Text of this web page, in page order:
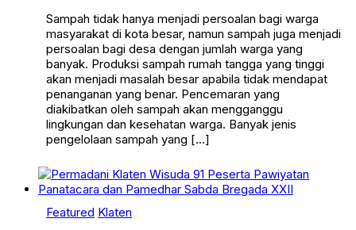
Sampah tidak hanya menjadi persoalan bagi warga
masyarakat di kota besar, namun sampah juga menjadi
persoalan bagi desa dengan jumlah warga yang
banyak. Produksi sampah rumah tangga yang tinggi
akan menjadi masalah besar apabila tidak mendapat
penanganan yang benar. Pencemaran yang
diakibatkan oleh sampah akan mengganggu
lingkungan dan kesehatan warga. Banyak jenis
pengelolaan sampah yang […]
Featured Klaten